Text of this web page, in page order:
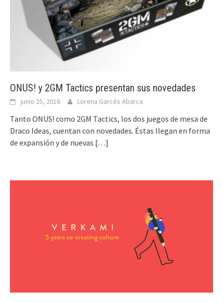
ONUS! y 2GM Tactics presentan sus novedades
junio 25, 2016 Lorena Garcés Abarca
Tanto ONUS! como 2GM Tactics, los dos juegos de mesa de
Draco Ideas, cuentan con novedades. Éstas llegan en forma
de expansión y de nuevas […]